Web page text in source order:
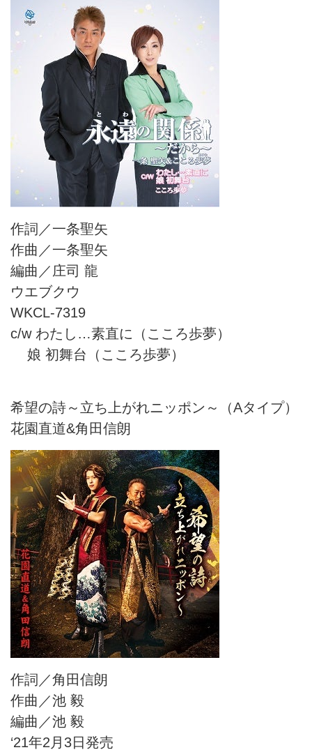
作詞／一条聖矢
作曲／一条聖矢
編曲／庄司 龍
ウエブクウ
WKCL-7319
c/w わたし…素直に（こころ歩夢）
娘 初舞台（こころ歩夢）
希望の詩～立ち上がれニッポン～（Aタイプ）
花園直道&角田信朗
作詞／角田信朗
作曲／池 毅
編曲／池 毅
‘21年2月3日発売